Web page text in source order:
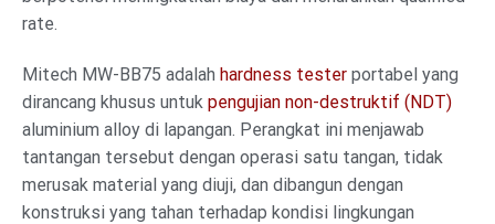
rate.
Mitech MW-BB75 adalah hardness tester portabel yang
dirancang khusus untuk pengujian non-destruktif (NDT)
aluminium alloy di lapangan. Perangkat ini menjawab
tantangan tersebut dengan operasi satu tangan, tidak
merusak material yang diuji, dan dibangun dengan
konstruksi yang tahan terhadap kondisi lingkungan